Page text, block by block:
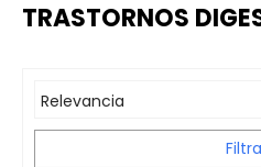
TRASTORNOS
Relevancia